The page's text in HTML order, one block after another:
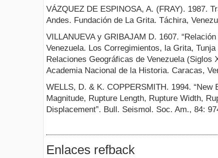
VÁZQUEZ DE ESPINOSA, A. (FRAY). 1987.
Andes. Fundación de La Grita. Táchira,
VILLANUEVA y GRIBAJAM D. 1607.
Venezuela. Los Corregimientos, la Grita,
Relaciones Geográficas de Venezuela (Siglos
Academia Nacional de la Historia. Caracas,
WELLS, D. & K. COPPERSMITH. 1994. “New
Magnitude, Rupture Length, Rupture Width,
Displacement”. Bull. Seismol. Soc. Am., 84:
Enlaces refback